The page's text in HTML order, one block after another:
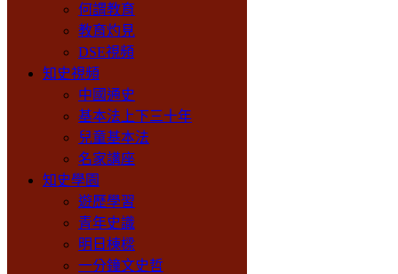
何謂教育
教育灼見
DSE視頻
知史視頻
中國通史
基本法上下三十年
兒童基本法
名家講座
知史學園
遊歷學習
青年史識
明日棟樑
一分鐘文史哲